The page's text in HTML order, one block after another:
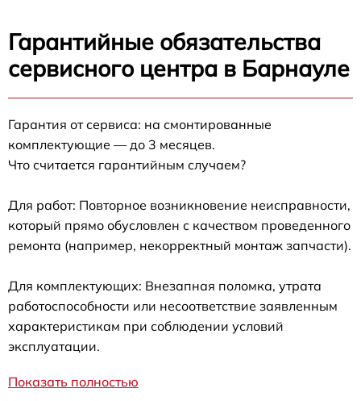
Гарантийные обязательства
сервисного центра в Барнауле
Гарантия от сервиса: на смонтированные
комплектующие — до 3 месяцев.
Что считается гарантийным случаем?
Для работ: Повторное возникновение неисправности,
который прямо обусловлен с качеством проведенного
ремонта (например, некорректный монтаж запчасти).
Для комплектующих: Внезапная поломка, утрата
работоспособности или несоответствие заявленным
характеристикам при соблюдении условий
эксплуатации.
Показать полностью